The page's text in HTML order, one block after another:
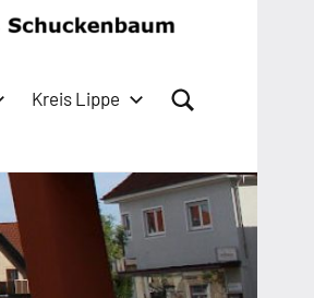
Kreis Lippe